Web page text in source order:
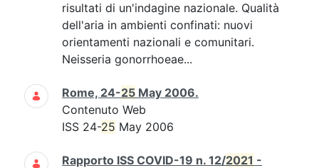
risultati di un'indagine nazionale. Qualità
dell'aria in ambienti confinati: nuovi
orientamenti nazionali e comunitari.
Neisseria gonorrhoeae...
Rome, 24-25 May 2006.
Contenuto Web
ISS 24-25 May 2006
Rapporto ISS COVID-19 n. 12/2021 -